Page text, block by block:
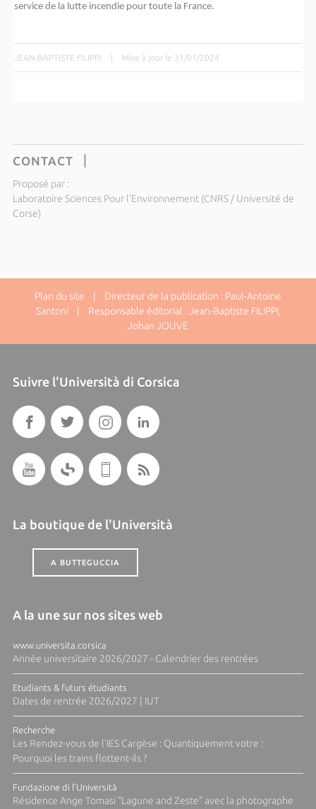
service de la lutte incendie pour toute la France.
JEAN-BAPTISTE FILIPPI | Mise à jour le 31/01/2024
CONTACT
Proposé par :
Laboratoire Sciences Pour l'Environnement (CNRS / Université de
Corse)
Plan du site | Directeur de la publication : Paul-Antoine
Santoni | Responsable éditorial : Jean-Baptiste FILIPPI,
Johan JOUVE
Suivre l'Università di Corsica
La boutique de l'Università
A BUTTEGUCCIA
A la une sur nos sites web
www.universita.corsica
Année universitaire 2026/2027 - Calendrier des rentrées
Etudiants & futurs étudiants
Dates de rentrée 2026/2027 | IUT
Recherche
Les Rendez-vous de l'IES Cargèse : Quantiquement votre :
Pourquoi les trains flottent-ils ?
Fundazione di l'Università
Résidence Ange Tomasi "Lagune and Zeste" avec la photographe